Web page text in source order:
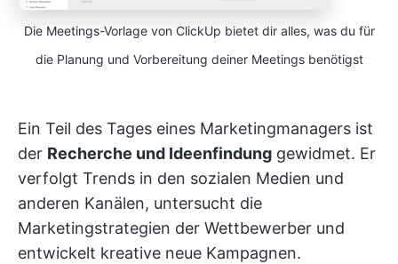
Die Meetings-Vorlage von ClickUp bietet dir alles, was du für
die Planung und Vorbereitung deiner Meetings benötigst
Ein Teil des Tages eines Marketingmanagers ist
der Recherche und Ideenfindung gewidmet. Er
verfolgt Trends in den sozialen Medien und
anderen Kanälen, untersucht die
Marketingstrategien der Wettbewerber und
entwickelt kreative neue Kampagnen.